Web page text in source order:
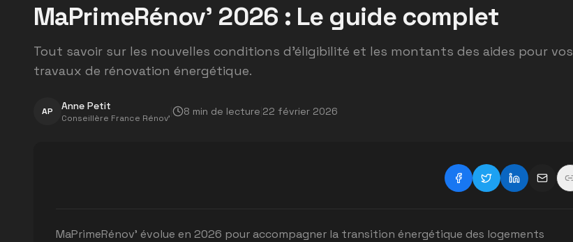
MaPrimeRénov' 2026 : Le guide complet
Tout savoir sur les nouvelles conditions d'éligibilité et les montants des aides pour vos
travaux de rénovation énergétique.
AP Anne Petit
Conseillère France Rénov'
8 min de lecture 22 février 2026
MaPrimeRénov' évolue en 2026 pour accompagner la transition énergétique des logements